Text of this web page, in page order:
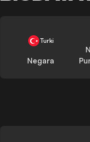
Turki
Negara